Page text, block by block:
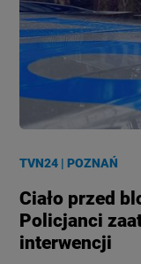
TVN24 |POZNAŃ
Ciało przed
Policjanci
interwencji